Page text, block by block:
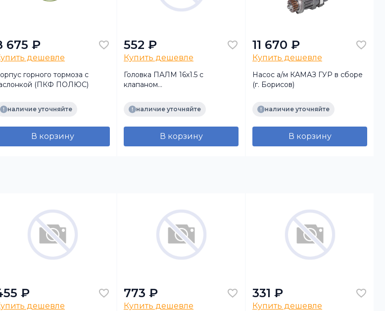
675 ₽
дешевле
горного тормоза с
(ПКФ ПОЛЮС)
наличие уточняйте
В корзину
552 ₽
Купить дешевле
Головка ПАЛМ 16х1.5 с
клапаном
(красная) SORL
наличие уточняйте
В корзину
11 670 ₽
Купить дешевле
Насос а/м КАМАЗ ГУР в сборе
(г. Борисов)
наличие уточняйте
В корзину
₽
дешевле
773 ₽
Купить дешевле
331 ₽
Купить дешевле